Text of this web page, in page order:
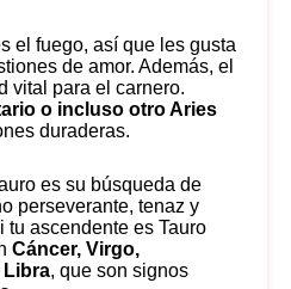
de amor. Además, el
vital para el carnero.
o incluso otro Aries
duraderas.
es su búsqueda de
perseverante, tenaz y
tu ascendente es Tauro
Cáncer, Virgo,
Libra, que son signos